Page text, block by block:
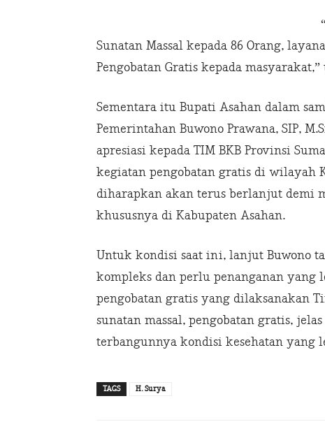
Sunatan Massal kepada 86 Orang,
Pengobatan Gratis kepada
Sementara itu Bupati Asahan dalam
Pemerintahan Buwono Prawana, SIP,
apresiasi kepada TIM BKB Provinsi
kegiatan pengobatan gratis di wilayah
diharapkan akan terus berlanjut demi
khususnya di Kabupaten Asahan.
Untuk kondisi saat ini, lanjut Buwono
kompleks dan perlu penanganan
pengobatan gratis yang dilaksanakan
sunatan massal, pengobatan gratis,
terbangunnya kondisi kesehatan yang
TAGS H. Surya